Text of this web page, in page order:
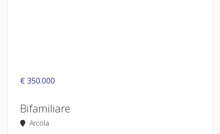
€ 350.000
Bifamiliare
Arcola